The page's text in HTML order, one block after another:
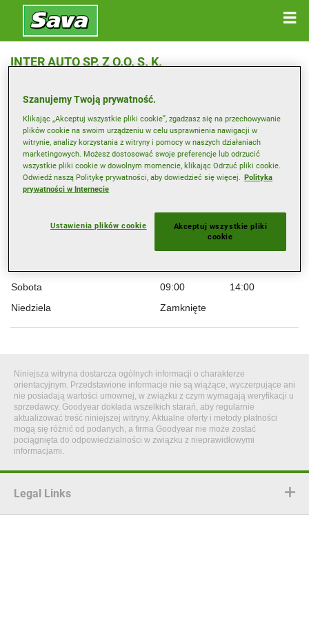
INTER AUTO SP. Z O.O. S. K.
ZAKOPIAŃSKA 94 , 30-435 KRAKÓW
Wyświetl wskazówki
Godziny pracy
Poniedziałek 08:30
17:00
08:30
17:00
Sobota
09:00
14:00
Niedziela
Zamknięte
Niniejsza witryna dostarcza ogólnych informacji o charakterze
orientacyjnym. Przedstawione informacje nie są wiążące, wyczerpujące ani
nie posiadają wartości umownej, w związku z czym wymagają weryfikacji u
sprzedawcy. Goodyear dokłada wszelkich starań, aby regularnie
aktualizować treść niniejszej witryny. Aktualne oferty i metody płatności
mogą się różnić od podanych, a firma Goodyear nie może zostać
pociągnięta do odpowiedzialności w związku z nieprawidłowymi
informacjami.
Legal Links
Szanujemy Twoją prywatność.
Klikając „Akceptuj wszystkie pliki cookie”, zgadzasz się na przechowywanie
plików cookie na swoim urządzeniu w celu usprawnienia nawigacji w
witrynie, analizy korzystania z witryny i pomocy w naszych działaniach
marketingowych. Możesz dostosować swoje preferencje lub odrzucić
wszystkie pliki cookie w dowolnym momencie, klikając Odrzuć pliki cookie.
Odwiedź naszą Politykę prywatności, aby dowiedzieć się więcej. Polityka
prywatności w Internecie
Ustawienia plików cookie
Akceptuj wszystkie pliki
cookie